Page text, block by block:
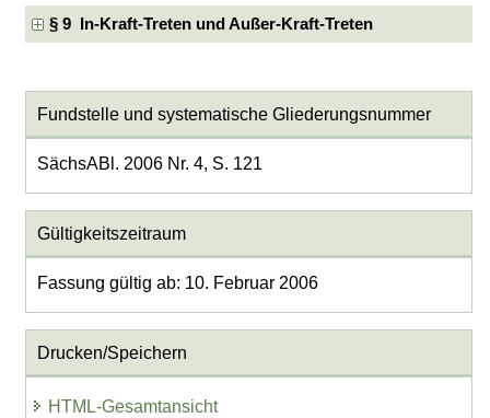
§ 9 In-Kraft-Treten und Außer-Kraft-Treten
Fundstelle und systematische Gliederungsnummer
SächsABl. 2006 Nr. 4, S. 121
Gültigkeitszeitraum
Fassung gültig ab: 10. Februar 2006
Drucken/Speichern
HTML-Gesamtansicht